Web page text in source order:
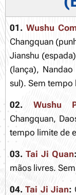
01. Wushu
Changquan
Jianshu
(lança),
sul). Sem tempo
02. Wushu
Changquan,
tempo limite de
03.Tai Ji Quan:
mãos livres.
04.Tai Ji Jian: